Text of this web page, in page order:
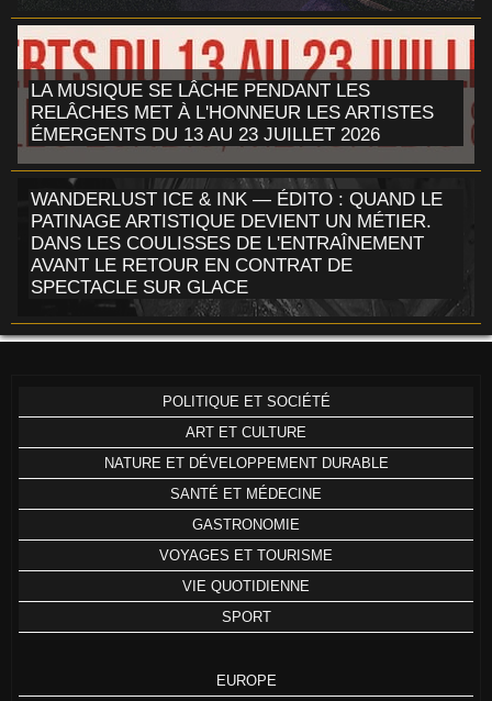
LA MUSIQUE SE LÂCHE PENDANT LES
RELÂCHES MET À L'HONNEUR LES ARTISTES
ÉMERGENTS DU 13 AU 23 JUILLET 2026
WANDERLUST ICE & INK — ÉDITO : QUAND LE
PATINAGE ARTISTIQUE DEVIENT UN MÉTIER.
DANS LES COULISSES DE L'ENTRAÎNEMENT
AVANT LE RETOUR EN CONTRAT DE
SPECTACLE SUR GLACE
POLITIQUE ET SOCIÉTÉ
ART ET CULTURE
NATURE ET DÉVELOPPEMENT DURABLE
SANTÉ ET MÉDECINE
GASTRONOMIE
VOYAGES ET TOURISME
VIE QUOTIDIENNE
SPORT
EUROPE